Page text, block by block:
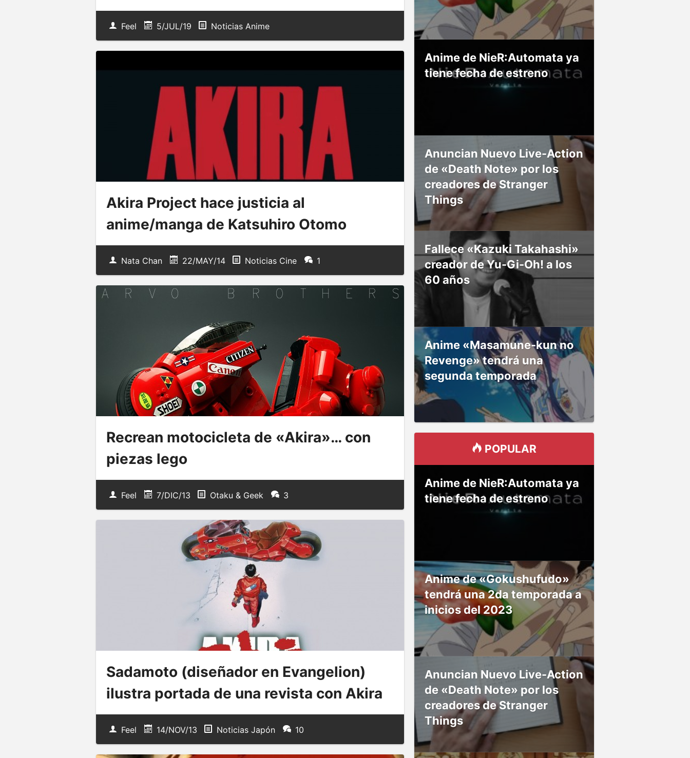
Feel 5/JUL/19 Noticias Anime
Akira Project hace justicia al
anime/manga de Katsuhiro Otomo
Nata Chan 22/MAY/14 Noticias Cine 1
Recrean motocicleta de «Akira»… con
piezas lego
Feel 7/DIC/13 Otaku & Geek 3
Sadamoto (diseñador en Evangelion)
ilustra portada de una revista con Akira
Feel 14/NOV/13 Noticias Japón 10
Anime de NieR:Automata ya
tiene fecha de estreno
Anuncian Nuevo Live-Action
de «Death Note» por los
creadores de Stranger
Things
Fallece «Kazuki Takahashi»
creador de Yu-Gi-Oh! a los
60 años
Anime «Masamune-kun no
Revenge» tendrá una
segunda temporada
POPULAR
Anime de NieR:Automata ya
tiene fecha de estreno
Anime de «Gokushufudo»
tendrá una 2da temporada a
inicios del 2023
Anuncian Nuevo Live-Action
de «Death Note» por los
creadores de Stranger
Things